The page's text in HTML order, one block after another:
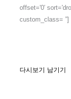
offset='0′
custom_class= ”]
다시보기 남기기